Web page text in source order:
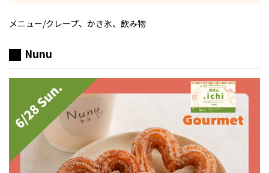
メニュー/クレープ、かき氷、飲み物
Nunu